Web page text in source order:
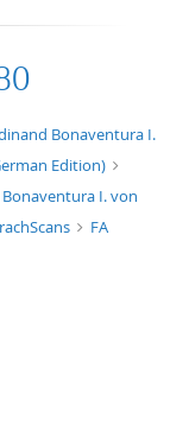
Bonaventura I.
Edition)
Bonaventura I. von
FA